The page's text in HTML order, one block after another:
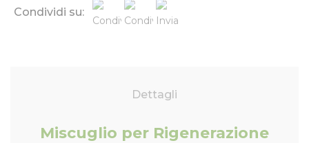
Condividi su:
Dettagli
Miscuglio per Rigenerazione